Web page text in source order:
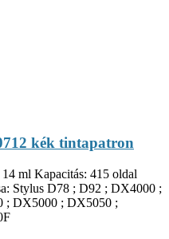
kék tintapatron
ml Kapacitás: 415 oldal
Stylus D78 ; D92 ; DX4000 ;
; DX5000 ; DX5050 ;